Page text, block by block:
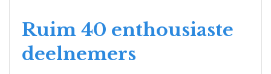
Ruim 40 enthousiaste
deelnemers